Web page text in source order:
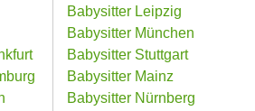
Babysitter Leipzig
Babysitter München
Babysitter Stuttgart
Babysitter Mainz
Babysitter Nürnberg